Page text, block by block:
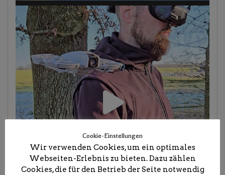
Cookie-Einstellungen
Wir verwenden Cookies, um ein optimales
Webseiten-Erlebnis zu bieten. Dazu zählen
Cookies, die für den Betrieb der Seite notwendig